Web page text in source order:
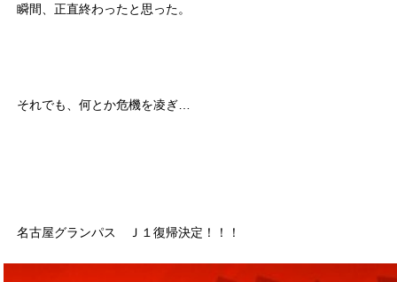
瞬間、正直終わったと思った。
それでも、何とか危機を凌ぎ…
名古屋グランパス Ｊ１復帰決定！！！